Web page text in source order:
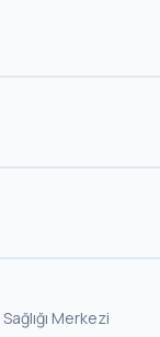
Merkezi